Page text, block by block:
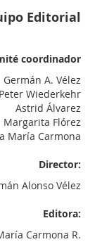
Editorial
coordinador
Germán A. Vélez
Wiederkehr
Astrid Álvarez
Margarita Flórez
María Carmona
Director:
Alonso Vélez
Editora:
Carmona R.